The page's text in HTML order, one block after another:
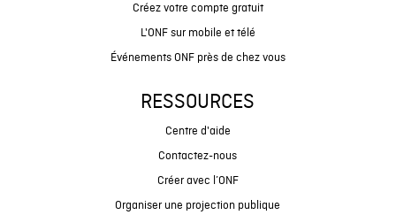
Créez votre compte gratuit
L'ONF sur mobile et télé
Événements ONF près de chez vous
RESSOURCES
Centre d'aide
Contactez-nous
Créer avec l’ONF
Organiser une projection publique